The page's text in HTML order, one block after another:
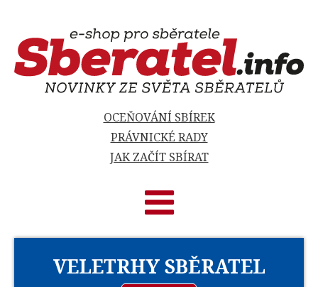
OCEŇOVÁNÍ SBÍREK
PRÁVNICKÉ RADY
JAK ZAČÍT SBÍRAT
VELETRHY SBĚRATEL